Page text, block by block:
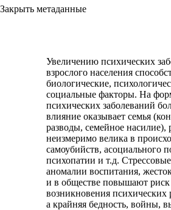
Закрыть метаданные
Увеличению психических
взрослого населения
биологические,
социальные факторы. На
психических заболеваний
влияние оказывает семья
разводы, семейное насилие),
неизмеримо велика в
самоубийств, асоциального
психопатии и т.д.
аномалии воспитания,
и в обществе повышают риск
возникновения психических
а крайняя бедность, войны,